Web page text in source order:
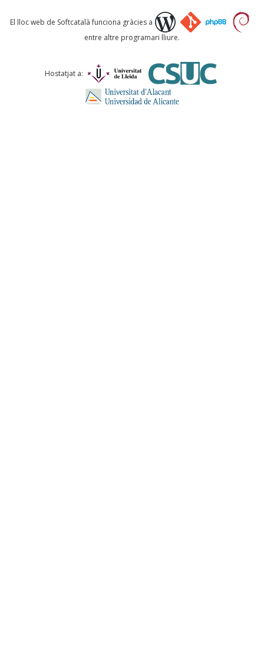
Què proposeu?
Comentari *
El lloc web de Softcatalà funciona gràcies a
entre altre programari lliure.
Hostatjat a: